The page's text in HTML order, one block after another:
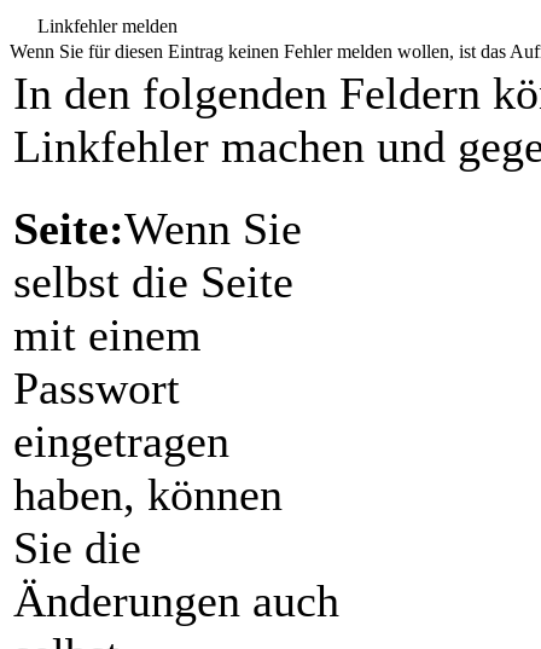
Linkfehler melden
Wenn Sie für diesen Eintrag keinen Fehler melden wollen, ist das
In den folgenden Feldern
Linkfehler machen und
Seite:Wenn Sie
selbst die Seite
mit einem
Passwort
eingetragen
haben, können
Sie die
Änderungen auch